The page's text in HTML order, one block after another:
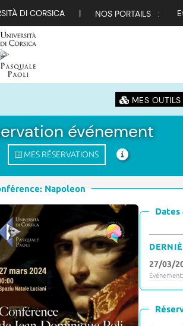
DI CORSICA | NOS PORTAILS :
MES OUTILS
événement
MES RÉSERVATIONS
Napoleon
Dates
27/03/